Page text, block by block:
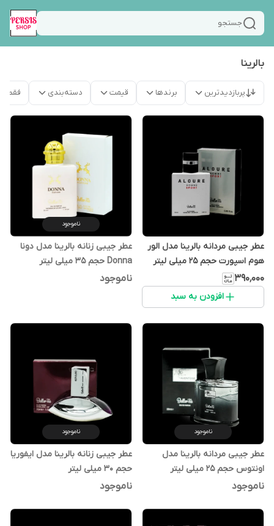
جستجو
بالرینا
پربازدیدترین برندها قیمت دسته‌بندی فقط
عطر جیبی مردانه بالرینا مدل الور
هوم اسپورت حجم 25 میلی لیتر
۳۹۰٬۰۰۰
افزودن به سبد
ناموجود
عطر جیبی زنانه بالرینا مدل دونا
Donna حجم 35 میلی لیتر
ناموجود
ناموجود
عطر جیبی مردانه بالرینا مدل
اونتوس حجم 25 میلی لیتر
ناموجود
ناموجود
عطر جیبی زنانه بالرینا مدل ایفوریا
حجم 30 میلی لیتر
ناموجود